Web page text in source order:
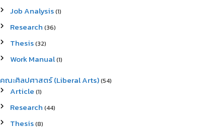
Job Analysis(1)
Research (36)
Thesis(32)
Work Manual(1)
คณะศิลปศาสตร์ (Liberal Arts)(54)
Article (1)
Research (44)
Thesis(8)